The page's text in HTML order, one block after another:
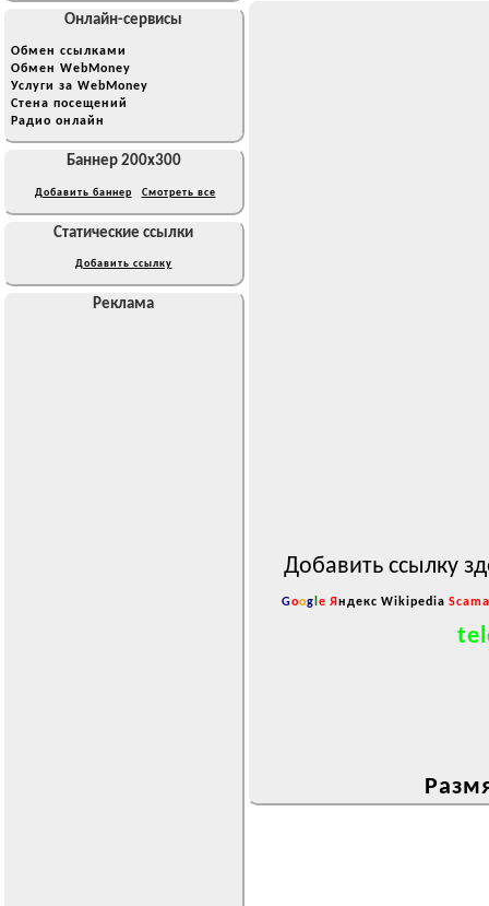
Онлайн-сервисы
Обмен ссылками
Обмен WebMoney
Услуги за WebMoney
Стена посещений
Радио онлайн
Баннер 200x300
Добавить баннер Смотреть все
Статические ссылки
Добавить ссылку
Реклама
Добавить ссылку
Goog e Я ндекс Wikipedia